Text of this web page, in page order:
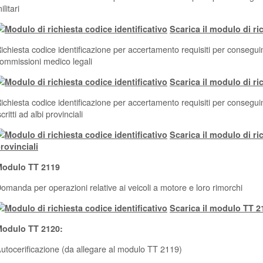
Scarica il modulo di
codice identificazione per accertamento requisiti per
medico legali
Scarica il modulo di
codice identificazione per accertamento requisiti per
ad albi provinciali
Scarica il modulo di
TT 2119
per operazioni relative ai veicoli a motore e loro rimorchi
Scarica il modulo TT
TT 2120:
(da allegare al modulo TT 2119)